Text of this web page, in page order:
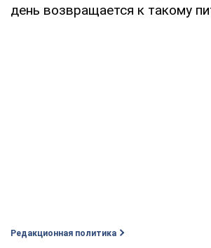
день возвращается к такому
Редакционная политика